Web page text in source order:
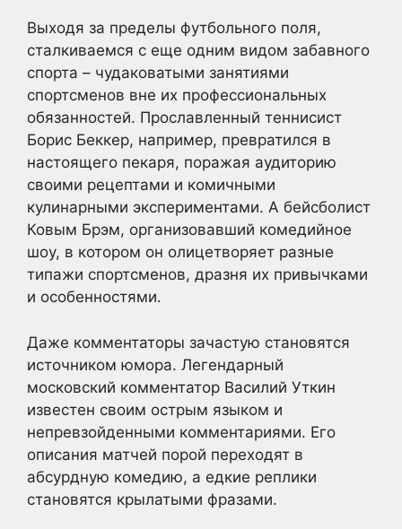
Выходя за пределы футбольного поля,
сталкиваемся с еще одним видом забавного
спорта – чудаковатыми занятиями
спортсменов вне их профессиональных
обязанностей. Прославленный теннисист
Борис Беккер, например, превратился в
настоящего пекаря, поражая аудиторию
своими рецептами и комичными
кулинарными экспериментами. А бейсболист
Ковым Брэм, организовавший комедийное
шоу, в котором он олицетворяет разные
типажи спортсменов, дразня их привычками
и особенностями.
Даже комментаторы зачастую становятся
источником юмора. Легендарный
московский комментатор Василий Уткин
известен своим острым языком и
непревзойденными комментариями. Его
описания матчей порой переходят в
абсурдную комедию, а едкие реплики
становятся крылатыми фразами.